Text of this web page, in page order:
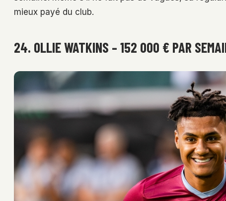
mieux payé du club.
24. OLLIE WATKINS – 152 000 € PAR